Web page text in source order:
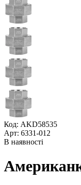
Код: AKD58535
Арт: 6331-012
В наявності